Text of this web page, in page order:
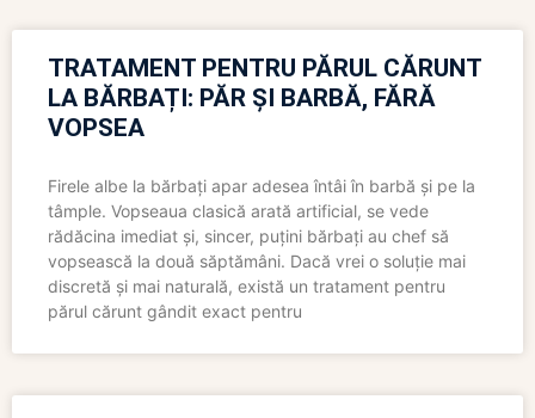
TRATAMENT PENTRU PĂRUL CĂRUNT
LA BĂRBAȚI: PĂR ȘI BARBĂ, FĂRĂ
VOPSEA
Firele albe la bărbați apar adesea întâi în barbă și pe la
tâmple. Vopseaua clasică arată artificial, se vede
rădăcina imediat și, sincer, puțini bărbați au chef să
vopsească la două săptămâni. Dacă vrei o soluție mai
discretă și mai naturală, există un tratament pentru
părul cărunt gândit exact pentru